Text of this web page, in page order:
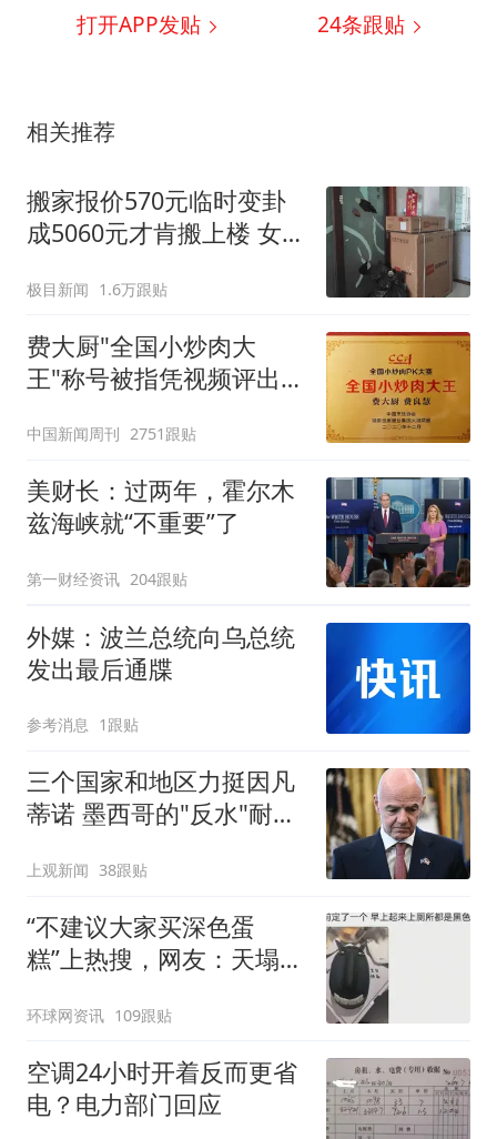
打开APP发贴 24条跟贴
相关推荐
搬家报价570元临时变卦
成5060元才肯搬上楼 女子
极目新闻 1.6万跟贴
费大厨"全国小炒肉大
王"称号被指凭视频评出
中国新闻周刊 2751跟贴
美财长：过两年，霍尔木
兹海峡就“不重要”了
第一财经资讯 204跟贴
外媒：波兰总统向乌总统
发出最后通牒
参考消息 1跟贴
三个国家和地区力挺因凡
蒂诺 墨西哥的"反水"耐人
上观新闻 38跟贴
“不建议大家买深色蛋
糕”上热搜，网友：天塌
环球网资讯 109跟贴
空调24小时开着反而更省
电？电力部门回应